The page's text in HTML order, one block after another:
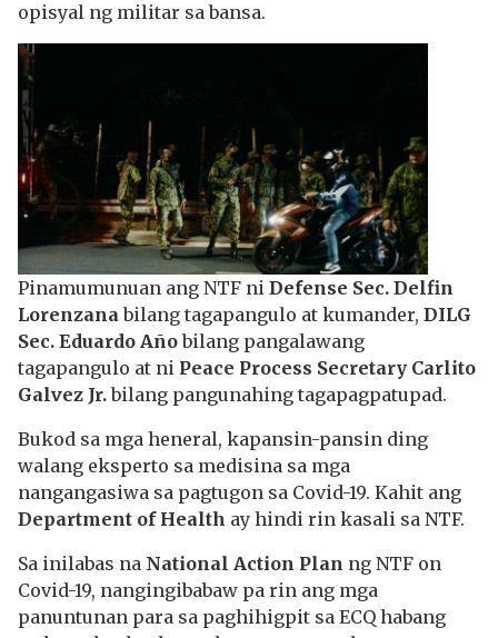
opisyal ng militar sa bansa.
Pinamumunuan ang NTF ni Defense Sec. Delfin
Lorenzanabilang tagapangulo at kumander, DILG
Sec. Eduardo Añobilang pangalawang
tagapangulo at ni Peace Process Secretary Carlito
Galvez Jr.bilang pangunahing tagapagpatupad.
Bukod sa mga heneral, kapansin-pansin ding
walang eksperto sa medisina sa mga
nangangasiwa sa pagtugon sa Covid-19. Kahit ang
Department of Health ay hindi rin kasali sa NTF.
Sa inilabas na National Action Plan ng NTF on
Covid-19, nangingibabaw pa rin ang mga
panuntunan para sa paghihigpit sa ECQ habang